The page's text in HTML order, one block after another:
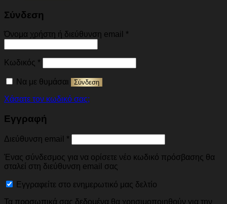
Σύνδεση
Όνομα χρήστη ή διεύθυνση email *Απαιτείται
Κωδικός *Απαιτείται
Να με θυμάσαι Σύνδεση
Χάσατε τον κωδικό σας;
Εγγραφή
Διεύθυνση email *Απαιτείται
Ένας σύνδεσμος για να ορίσετε νέο κωδικό πρόσβασης θα
σταλεί στη διεύθυνση email σας
Εγγραφείτε στο ενημερωτικό μας δελτίο
Τα προσωπικά σας δεδομένα θα χρησιμοποιηθούν για την